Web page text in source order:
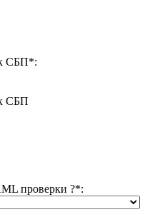
СБП*:
СБП
проверки ?*: